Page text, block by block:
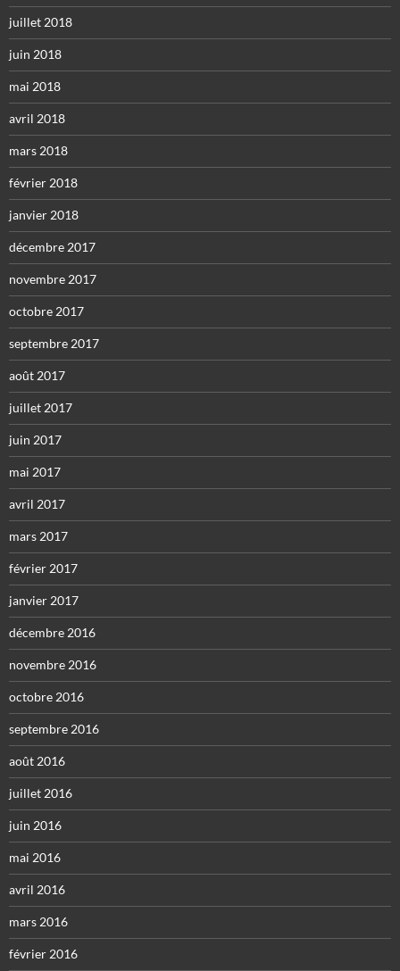
juillet 2018
juin 2018
mai 2018
avril 2018
mars 2018
février 2018
janvier 2018
décembre 2017
novembre 2017
octobre 2017
septembre 2017
août 2017
juillet 2017
juin 2017
mai 2017
avril 2017
mars 2017
février 2017
janvier 2017
décembre 2016
novembre 2016
octobre 2016
septembre 2016
août 2016
juillet 2016
juin 2016
mai 2016
avril 2016
mars 2016
février 2016